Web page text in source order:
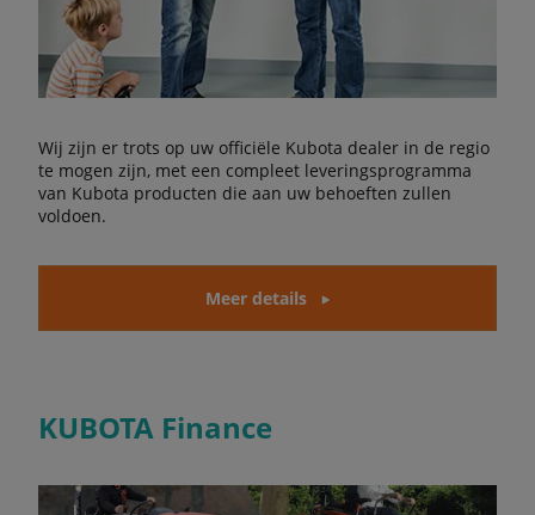
Wij zijn er trots op uw officiële Kubota dealer in de regio
te mogen zijn, met een compleet leveringsprogramma
van Kubota producten die aan uw behoeften zullen
voldoen.
Meer details
KUBOTA Finance